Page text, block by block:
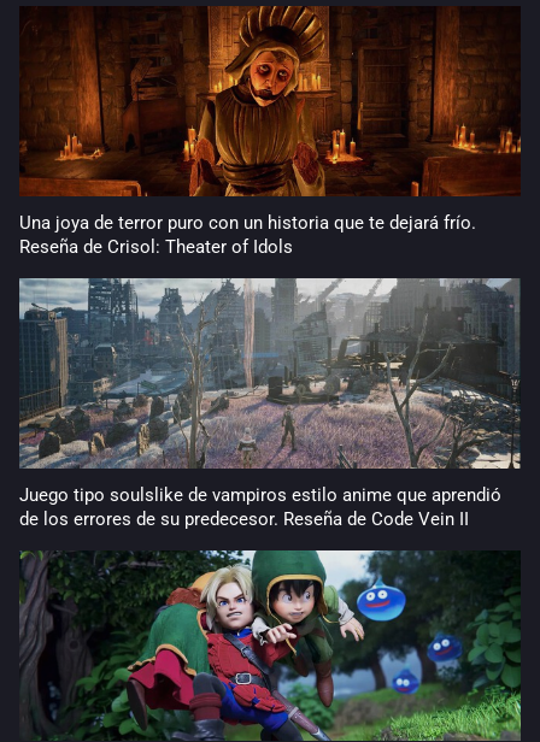
Una joya de terror puro con un historia que te dejará frío.
Reseña de Crisol: Theater of Idols
Juego tipo soulslike de vampiros estilo anime que aprendió
de los errores de su predecesor. Reseña de Code Vein II